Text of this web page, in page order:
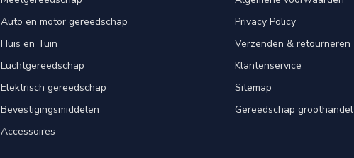
Auto en motor gereedschap
Huis en Tuin
Luchtgereedschap
Elektrisch gereedschap
Bevestigingsmiddelen
Accessoires
Privacy Policy
Verzenden & retourneren
Klantenservice
Sitemap
Gereedschap groothandel